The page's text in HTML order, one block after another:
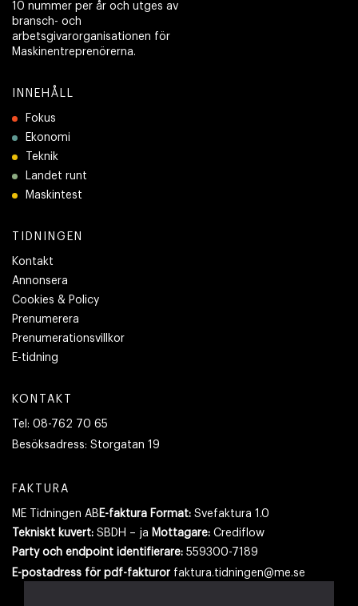
10 nummer per år och utges av
bransch- och
arbetsgivarorganisationen för
Maskinentreprenörerna.
INNEHÅLL
Fokus
Ekonomi
Teknik
Landet runt
Maskintest
TIDNINGEN
Kontakt
Annonsera
Cookies & Policy
Prenumerera
Prenumerationsvillkor
E-tidning
KONTAKT
Tel: 08-762 70 65
Besöksadress: Storgatan 19
FAKTURA
ME Tidningen AB E-faktura Format: Svefaktura 1.0
Tekniskt kuvert: SBDH – ja Mottagare: Crediflow
Party och endpoint identifierare: 559300-7189
E-postadress för pdf-fakturor faktura.tidningen@me.se